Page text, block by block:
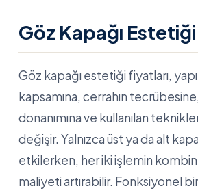
Göz Kapağı
Göz kapağı estetiği fiyatları,
kapsamına, cerrahın
donanımına ve kullanılan
değişir. Yalnızca üst ya da alt
etkilerken, her iki işlemin
maliyeti artırabilir. Fonksiyonel